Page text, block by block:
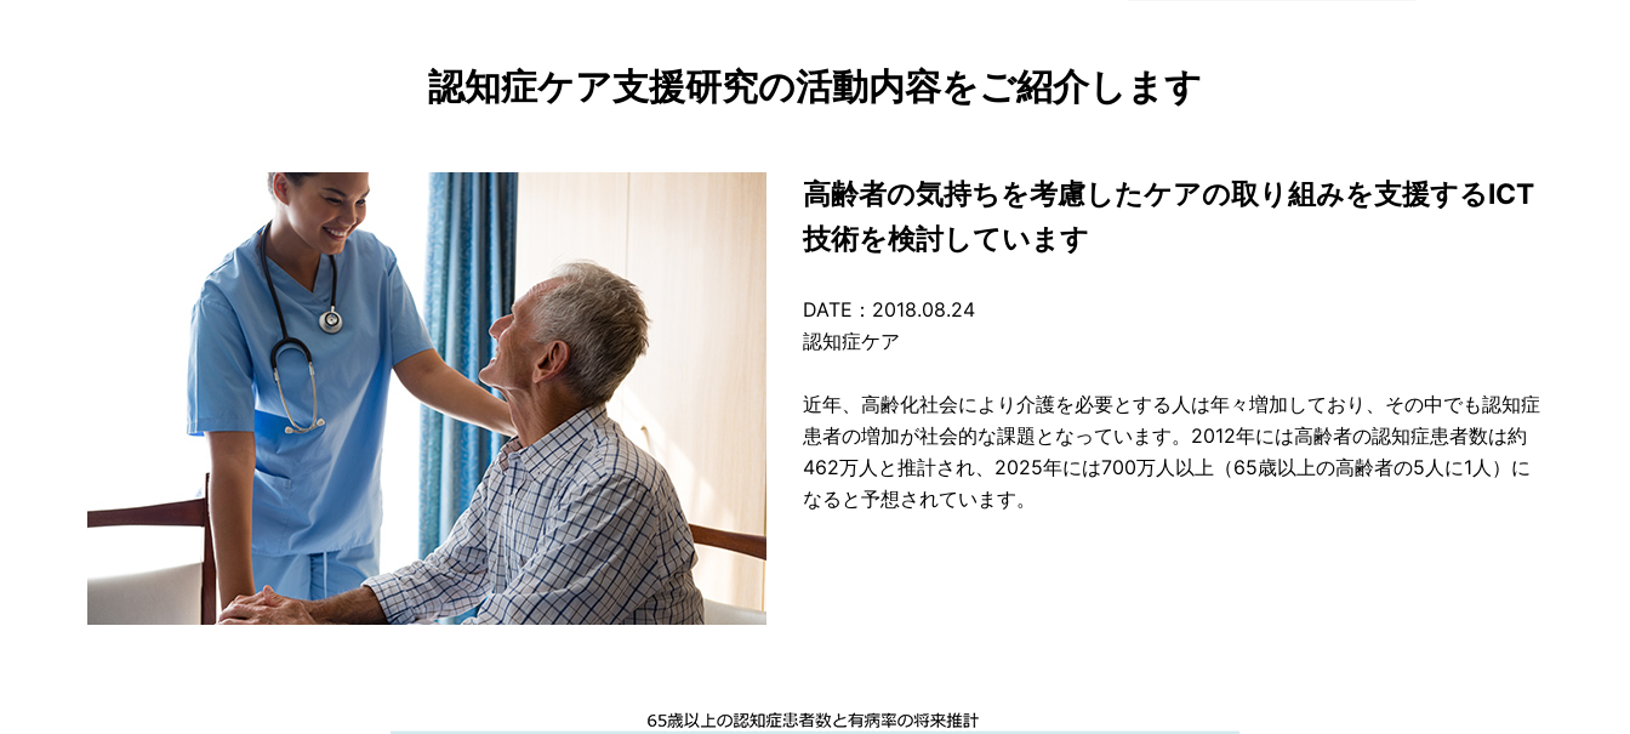
認知症ケア支援研究の活動内容をご紹介します
高齢者の気持ちを考慮したケアの取り組みを支援するICT
技術を検討しています
DATE：2018.08.24
認知症ケア
近年、高齢化社会により介護を必要とする人は年々増加しており、その中でも認知症
患者の増加が社会的な課題となっています。2012年には高齢者の認知症患者数は約
462万人と推計され、2025年には700万人以上（65歳以上の高齢者の5人に1人）に
なると予想されています。